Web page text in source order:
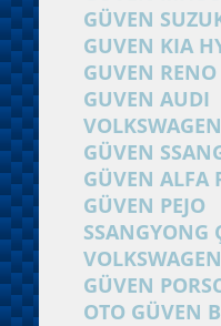
GÜVEN
GUVEN KIA
GUVEN RENO
GUVEN AUDI
GÜVEN
GÜVEN ALFA
GÜVEN PEJO
SSANGYONG
VOLKSWAGEN
GÜVEN
OTO GÜVEN